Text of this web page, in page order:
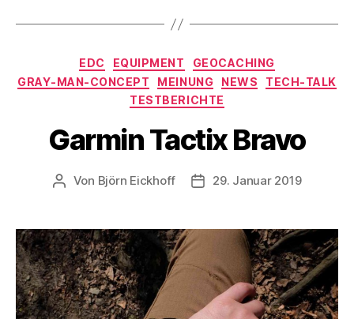
Kategorien
EDC EQUIPMENT
GEOCACHING
GRAY-MAN-CONCEPT
MEINUNG NEWS
TECH-TALK
TESTBERICHTE
Garmin Tactix Bravo
Beitragsautor
Von Björn Eickhoff Veröffentlichungsdatum
29. Januar 2019